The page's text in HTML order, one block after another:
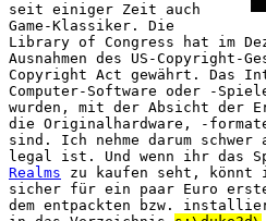
seit einiger Zeit auch
Game-Klassiker. Die
Library of Congress hat im
Ausnahmen des US-Copyright-
Copyright Act gewährt. Das
Computer-Software oder -
wurden, mit der Absicht der
die Originalhardware, -
sind. Ich nehme darum
legal ist. Und wenn ihr das
Realms zu kaufen seht, könnt
sicher für ein paar Euro
dem entpackten bzw.